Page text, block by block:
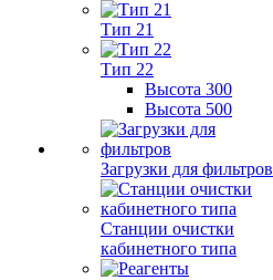
Тип 21
Тип 22
Высота 300
Высота 500
Загрузки для фильтров
Станции очистки
кабинетного типа